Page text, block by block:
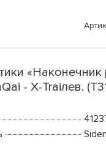
«Наконечник
- X-Traiлев.